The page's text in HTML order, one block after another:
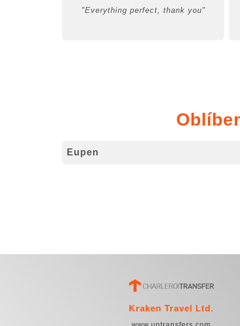
"Everything perfect, thank you"
Eupen
Kraken Travel Ltd.